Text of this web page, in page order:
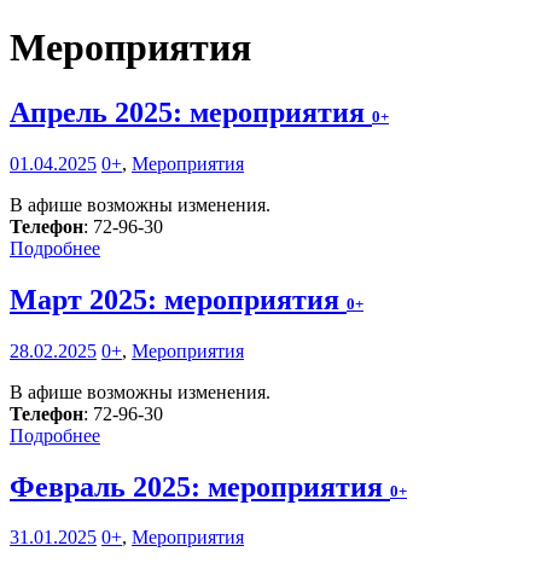
Мероприятия
Апрель 2025: мероприятия 0+
01.04.2025 0+, Мероприятия
В афише возможны изменения.
Телефон: 72-96-30
Подробнее
Март 2025: мероприятия 0+
28.02.2025 0+, Мероприятия
В афише возможны изменения.
Телефон: 72-96-30
Подробнее
Февраль 2025: мероприятия 0+
31.01.2025 0+, Мероприятия